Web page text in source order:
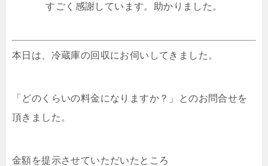
すごく感謝しています。助かりました。
本日は、冷蔵庫の回収にお伺いしてきました。
「どのくらいの料金になりますか？」とのお問合せを
頂きました。
金額を提示させていただいたところ